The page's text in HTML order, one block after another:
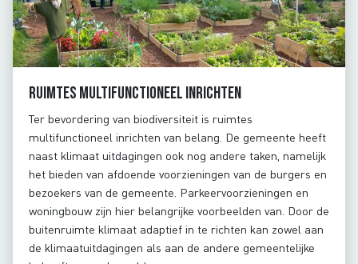
Ruimtes multifunctioneel inrichten
Ter bevordering van biodiversiteit is ruimtes
multifunctioneel inrichten van belang. De gemeente heeft
naast klimaat uitdagingen ook nog andere taken, namelijk
het bieden van afdoende voorzieningen van de burgers en
bezoekers van de gemeente. Parkeervoorzieningen en
woningbouw zijn hier belangrijke voorbeelden van. Door de
buitenruimte klimaat adaptief in te richten kan zowel aan
de klimaatuitdagingen als aan de andere gemeentelijke